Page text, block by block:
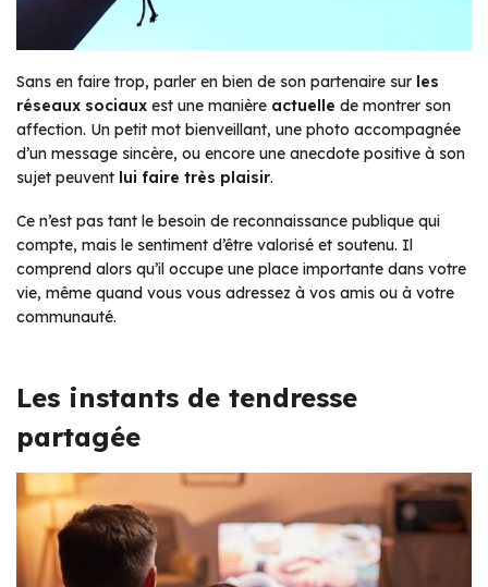
Sans en faire trop, parler en bien de son partenaire sur les
réseaux sociaux est une manière actuelle de montrer son
affection. Un petit mot bienveillant, une photo accompagnée
d’un message sincère, ou encore une anecdote positive à son
sujet peuvent lui faire très plaisir.
Ce n’est pas tant le besoin de reconnaissance publique qui
compte, mais le sentiment d’être valorisé et soutenu. Il
comprend alors qu’il occupe une place importante dans votre
vie, même quand vous vous adressez à vos amis ou à votre
communauté.
Les instants de tendresse
partagée